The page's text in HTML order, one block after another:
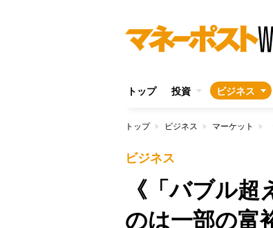
トップ 投資 ビジネス
トップ ビジネス マーケット
ビジネス
《「バブル
のは一部の富